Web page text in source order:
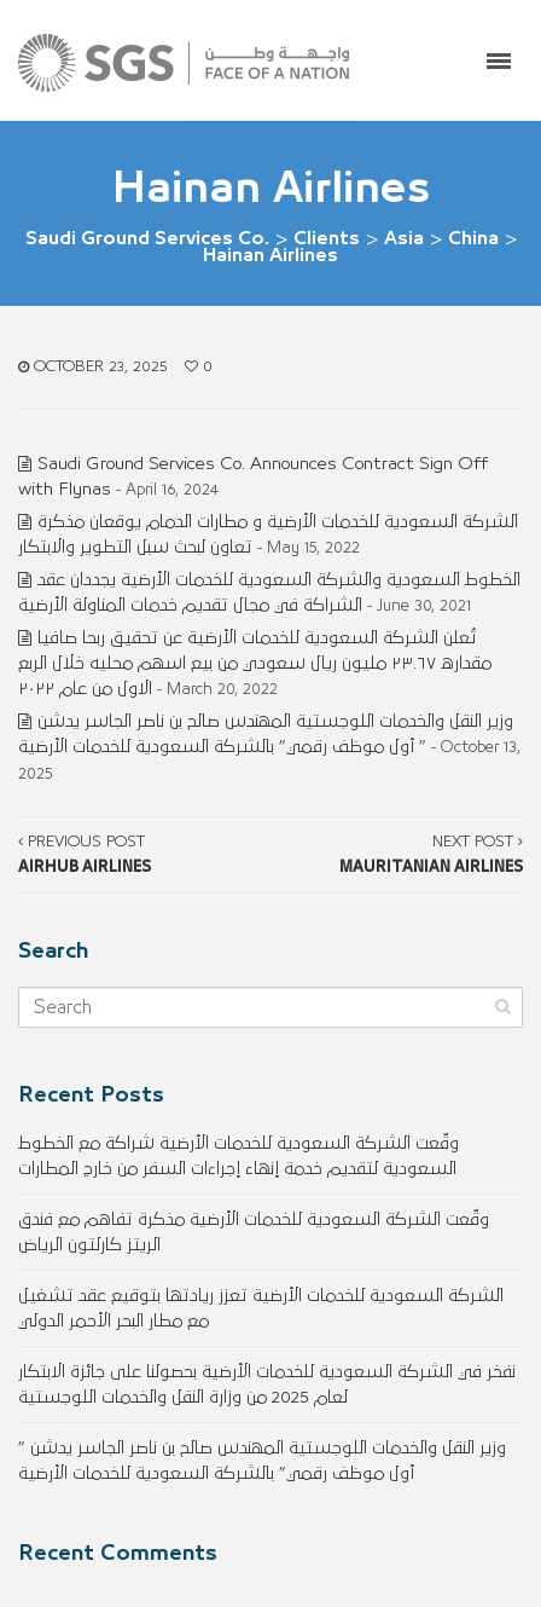
Hainan Airlines
Saudi Ground Services Co. > Clients > Asia > China >
Hainan Airlines
OCTOBER 23, 2025 0
Saudi Ground Services Co. Announces Contract Sign Off
with Flynas - April 16, 2024
الشركة السعودية للخدمات الأرضية و مطارات الدمام يوقعان مذكرة
تعاون لبحث سبل التطوير والابتكار - May 15, 2022
الخطوط السعودية والشركة السعودية للخدمات الأرضية يجددان عقد
الشراكة في مجال تقديم خدمات المناولة الأرضية
- June 30, 2021
تُعلن الشركة السعودية للخدمات الأرضية عن تحقيق ربحا صافيا
مقداره ٢٣.٦٧ مليون ريال سعودي من بيع اسهم محليه خلال الربع
الاول من عام ٢٠٢٢
- March 20, 2022
وزير النقل والخدمات اللوجستية المهندس صالح بن ناصر الجاسر يدشن
” أول موظف رقمي” بالشركة السعودية للخدمات الأرضية - October 13,
2025
PREVIOUS POST
AIRHUB AIRLINES
NEXT POST
MAURITANIAN AIRLINES
Search
Recent Posts
وقّعت الشركة السعودية للخدمات الأرضية شراكة مع الخطوط
السعودية لتقديم خدمة إنهاء إجراءات السفر من خارج المطارات
وقّعت الشركة السعودية للخدمات الأرضية مذكرة تفاهم مع فندق
الريتز كارلتون الرياض
الشركة السعودية للخدمات الأرضية تعزز ريادتها بتوقيع عقد تشغيل
مع مطار البحر الأحمر الدولي
نفخر في الشركة السعودية للخدمات الأرضية بحصولنا على جائزة الابتكار
لعام 2025 من وزارة النقل والخدمات اللوجستية
وزير النقل والخدمات اللوجستية المهندس صالح بن ناصر الجاسر يدشن ”
أول موظف رقمي” بالشركة السعودية للخدمات الأرضية
Recent Comments